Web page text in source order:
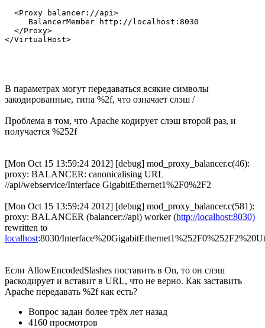
  <Proxy balancer://api>
     BalancerMember http://localhost:8030
  </Proxy>
</VirtualHost>
В параметрах могут передаваться всякие символы
закодированные, типа %2f, что означает слэш /
Проблема в том, что Apache кодирует слэш второй раз, и
получается %252f
[Mon Oct 15 13:59:24 2012] [debug] mod_proxy_balancer.c(46):
proxy: BALANCER: canonicalising URL
//api/webservice/Interface GigabitEthernet1%2F0%2F2
[Mon Oct 15 13:59:24 2012] [debug] mod_proxy_balancer.c(581):
proxy: BALANCER (balancer://api) worker (http://localhost:8030)
rewritten to
localhost:8030/
Если AllowEncodedSlashes поставить в On, то он слэш
раскодирует и вставит в URL, что не верно. Как заставить
Apache передавать %2f как есть?
Вопрос задан более трёх лет назад
4160 просмотров